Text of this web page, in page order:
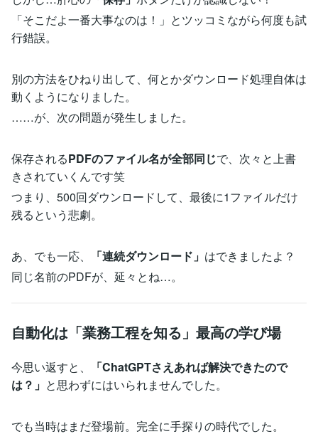
「そこだよ一番大事なのは！」とツッコミながら何度も試
行錯誤。
別の方法をひねり出して、何とかダウンロード処理自体は
動くようになりました。
……が、次の問題が発生しました。
保存されるPDFのファイル名が全部同じで、次々と上書
きされていくんです笑
つまり、500回ダウンロードして、最後に1ファイルだけ
残るという悲劇。
あ、でも一応、 「連続ダウンロード」 はできましたよ？
同じ名前のPDFが、延々とね…。
自動化は「業務工程を知る」最高の学び場
今思い返すと、
「ChatGPTさえあれば解決できたので
は？」 と思わずにはいられませんでした。
でも当時はまだ登場前。完全に手探りの時代でした。